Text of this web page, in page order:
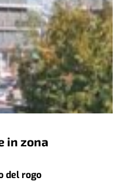
in zona
del rogo